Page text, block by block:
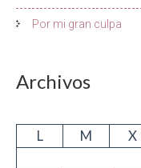
Por mi gran culpa
Archivos
L
M X